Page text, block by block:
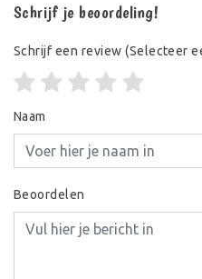
Schrijf je beoordeling!
Schrijf een review (Selecteer
Naam
Beoordelen